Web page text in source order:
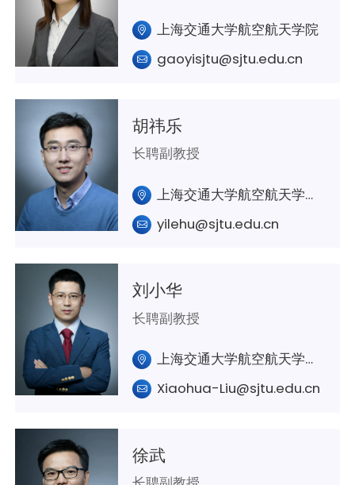
上海交通大学航空航天学院
gaoyisjtu@sjtu.edu.cn
胡祎乐
长聘副教授
上海交通大学航空航天学院 A430
yilehu@sjtu.edu.cn
刘小华
长聘副教授
上海交通大学航空航天学院A321室
Xiaohua-Liu@sjtu.edu.cn
徐武